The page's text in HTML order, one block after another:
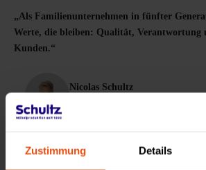
Zustimmung Details
„Als Familienunternehmen in fünfter
Werte, die bleiben: Qualität, Verantwortung
Kunden.“
Nicolas Schultz
Christopher Schultz